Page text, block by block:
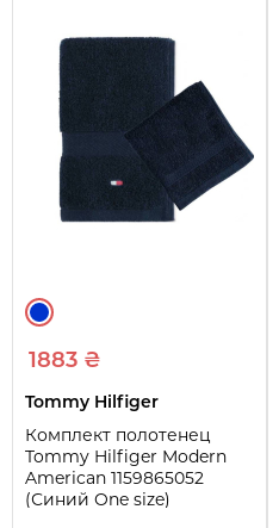
1883 ₴
Tommy Hilfiger
Комплект полотенец
Tommy Hilfiger Modern
American 1159865052
(Синий One size)